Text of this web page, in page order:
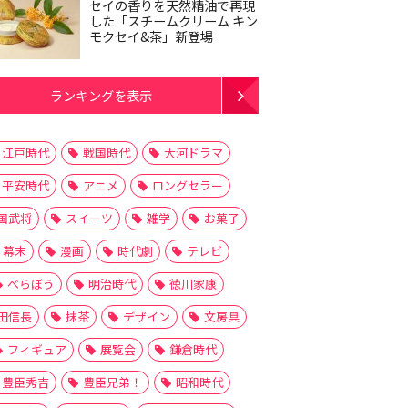
セイの香りを天然精油で再現
した「スチームクリーム キン
モクセイ&茶」新登場
ランキングを表示
江戸時代 戦国時代
大河ドラマ
平安時代
アニメ
ロングセラー
武将
スイーツ 雑学
お菓子
幕末
漫画 時代劇
テレビ
べらぼう
明治時代
徳川家康
信長
抹茶 デザイン
文房具
フィギュア
展覧会
鎌倉時代
豊臣秀吉
豊臣兄弟！
昭和時代